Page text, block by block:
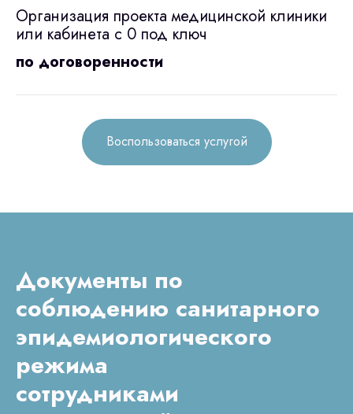
Организация проекта медицинской клиники
или кабинета с 0 под ключ
по договоренности
Воспользоваться услугой
Документы по
соблюдению санитарного
эпидемиологического
режима
сотрудниками